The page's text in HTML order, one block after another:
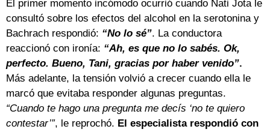
El primer momento incómodo ocurrió cuando Nati Jota le
consultó sobre los efectos del alcohol en la serotonina y
Bachrach respondió: “No lo sé”. La conductora
reaccionó con ironía: “Ah, es que no lo sabés. Ok,
perfecto. Bueno, Tani, gracias por haber venido”.
Más adelante, la tensión volvió a crecer cuando ella le
marcó que evitaba responder algunas preguntas.
“Cuando te hago una pregunta me decís ‘no te quiero
contestar’”, le reprochó. El especialista respondió con